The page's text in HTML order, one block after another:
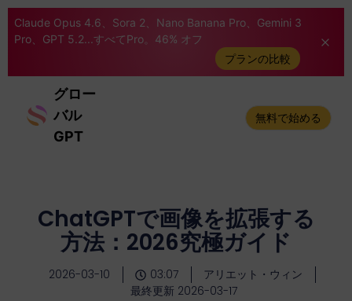
Claude Opus 4.6、Sora 2、Nano Banana Pro、Gemini 3
Pro、GPT 5.2...すべてPro。46% オフ
プランの比較
グロー
バル
GPT
無料で始める
ChatGPTで画像を拡張する
方法：2026究極ガイド
2026-03-10 03:07
アリエット・ウィン
最終更新 2026-03-17